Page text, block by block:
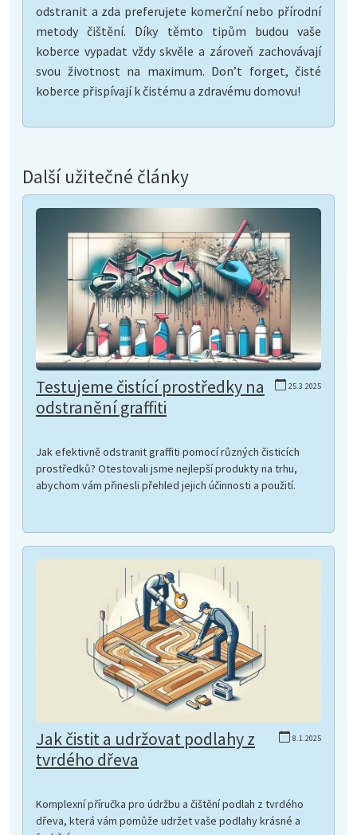
odstranit a zda preferujete komerční nebo přírodní
metody čištění. Díky těmto tipům budou vaše
koberce vypadat vždy skvěle a zároveň zachovávají
svou životnost na maximum. Don’t forget, čisté
koberce přispívají k čistému a zdravému domovu!
Další užitečné články
25.3.2025
Testujeme čistící prostředky na
odstranění graffiti
Jak efektivně odstranit graffiti pomocí různých čisticích
prostředků? Otestovali jsme nejlepší produkty na trhu,
abychom vám přinesli přehled jejich účinnosti a použití.
8.1.2025
Jak čistit a udržovat podlahy z
tvrdého dřeva
Komplexní příručka pro údržbu a čištění podlah z tvrdého
dřeva, která vám pomůže udržet vaše podlahy krásné a